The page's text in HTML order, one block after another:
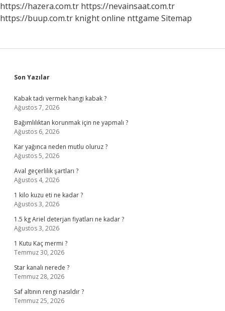
https://hazera.com.tr https://nevainsaat.com.tr
https://buup.com.tr knight online nttgame Sitemap
Sidebar
Son Yazılar
Kabak tadı vermek hangi kabak ?
Ağustos 7, 2026
Bağımlılıktan korunmak için ne yapmalı ?
Ağustos 6, 2026
Kar yağınca neden mutlu oluruz ?
Ağustos 5, 2026
Aval geçerlilik şartları ?
Ağustos 4, 2026
1 kilo kuzu eti ne kadar ?
Ağustos 3, 2026
1.5 kg Ariel deterjan fiyatları ne kadar ?
Ağustos 3, 2026
1 Kutu Kaç mermi ?
Temmuz 30, 2026
Star kanalı nerede ?
Temmuz 28, 2026
Saf altının rengi nasıldır ?
Temmuz 25, 2026